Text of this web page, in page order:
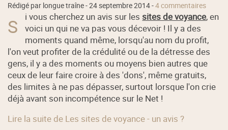
Rédigé par longue traîne -24 septembre 2014-4 commentaires
S i vous cherchez un avis sur les sites de voyance, en
voici un qui ne va pas vous décevoir ! Il y a des
moments quand même, lorsqu'au nom du profit,
l'on veut profiter de la crédulité ou de la détresse des
gens, il y a des moments ou moyens bien autres que
ceux de leur faire croire à des 'dons', même gratuits,
des limites à ne pas dépasser, surtout lorsque l'on crie
déjà avant son incompétence sur le Net !
Lire la suite de Les sites de voyance - un avis ?